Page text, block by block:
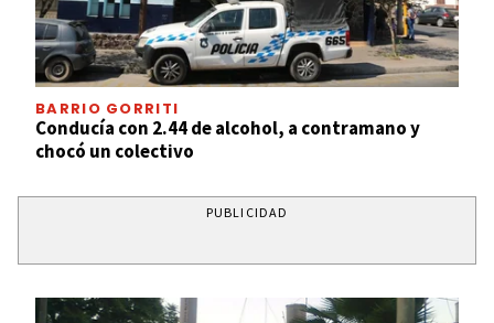
BARRIO GORRITI
Conducía con 2.44 de alcohol, a contramano y
chocó un colectivo
PUBLICIDAD